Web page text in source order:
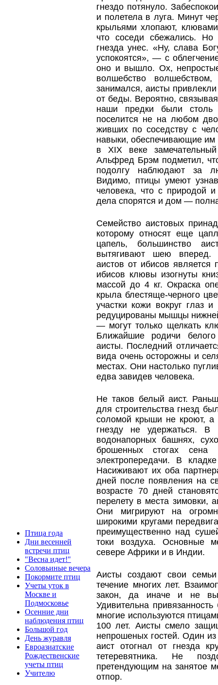
Птица года
Дни весенней
встречи птиц
"Весна идет!"
Соловьиные вечера
Покормите птиц
Учеты уток в
Москве и
Подмосковье
Осенние дни
наблюдения птиц
Большой год
День журавля
Евроазиатские
Рождественские
учеты птиц
Учителю
гнездо потянуло.
и полетела в луга. Минут
крыльями хлопают,
что соседи сбежались.
гнезда унес. «Ну, слава
успокоятся», — с
оно и вышло. Ох,
волшебство
занимался, аисты
от беды. Вероятно,
наши предки были столь
поселится не на любом
живших по соседству с
навыки, обеспечивающие им
в XIX веке
Альфред Брэм подметил,
подолгу наблюдают за
Видимо, птицы умеют
человека, что с природой
дела спорятся и дом —
Семейство аистовых
которому относят еще
цапель, большинство
вытягивают шею вперед.
аистов от ибисов
ибисов клювы изогнуты
массой до 4 кг. Окраска
крыла блестяще-черного
участки кожи вокруг глаз
редуцированы мышцы
— могут только щелкать
Ближайшие родичи
аисты. Последний
вида очень осторожны и
местах. Они настолько
едва завидев человека.
Не таков белый аист.
для строительства гнезд
соломой крыши не кроют,
гнезду не удержаться.
водонапорных башнях,
брошенных стогах
электропередачи. В
Насиживают их оба
дней после появления на
возрасте 70 дней
перелету в места зимовки,
Они мигрируют на
широкими кругами
преимущественно над
токи воздуха. Основные
севере Африки и в Индии.
Аисты создают свои
течение многих лет.
закон, да иначе и не
Удивительна
многие используются
100 лет. Аисты смело
непрошеных гостей. Один
аист отогнал от гнезда
тетеревятника. Не
претендующим на занятое
отпор.